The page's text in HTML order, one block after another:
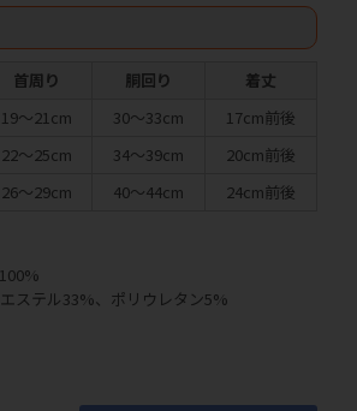
首周り 胴回り
着丈
19～21cm 30～33cm
17cm前後
22～25cm 34～39cm
20cm前後
26～29cm 40～44cm 24cm前後
ステル33%、ポリウレタン5%